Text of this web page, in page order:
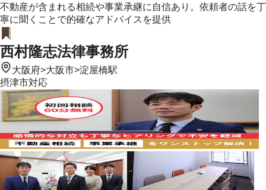
不動産が含まれる相続や事業承継に自信あり。依頼者の話を丁
寧に聞くことで的確なアドバイスを提供
西村隆志法律事務所
大阪府>大阪市>淀屋橋駅
摂津市対応